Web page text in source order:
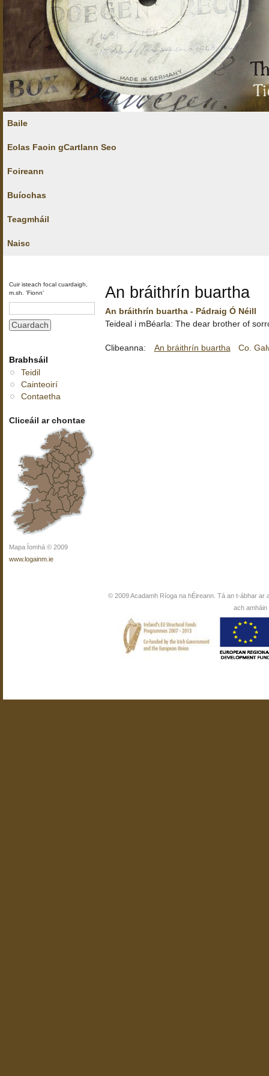
Baile
Eolas Faoin gCartlann Seo
Foireann
Buíochas
Teagmháil
Naisc
Cuir isteach focal cuardaigh,
m.sh. 'Fionn'
Brabhsáil
Teidil
Cainteoirí
Contaetha
Cliceáil ar chontae
Mapa Íomhá © 2009
www.logainm.ie
An bráithrín buartha
An bráithrín buartha - Pádraig Ó Néill
Teideal i mBéarla: The dear brother of
Clibeanna: An bráithrín buartha Co.
© 2009 Acadamh Ríoga na hÉireann. Tá an t-ábhar ar
ach amháin